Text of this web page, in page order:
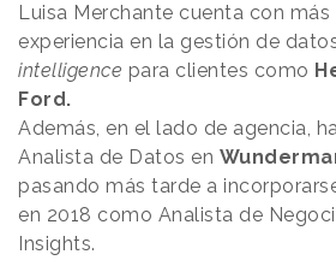
Luisa Merchante cuenta con más
experiencia en la gestión de
intelligence para clientes como
Ford.
Además, en el lado de agencia,
Analista de Datos en
pasando más tarde a
en 2018 como Analista de
Insights.